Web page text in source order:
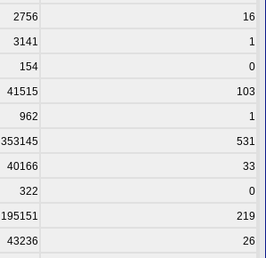
2756
16
3141
1
154
0
41515
103
962
1
353145
531
40166
33
322
0
195151
219
43236
26